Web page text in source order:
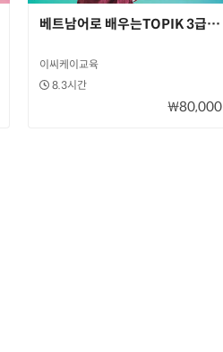
대비+ 과정
베트남어로 배우는TOPIK 3급
이씨케이교육
8.3시간
₩80,000